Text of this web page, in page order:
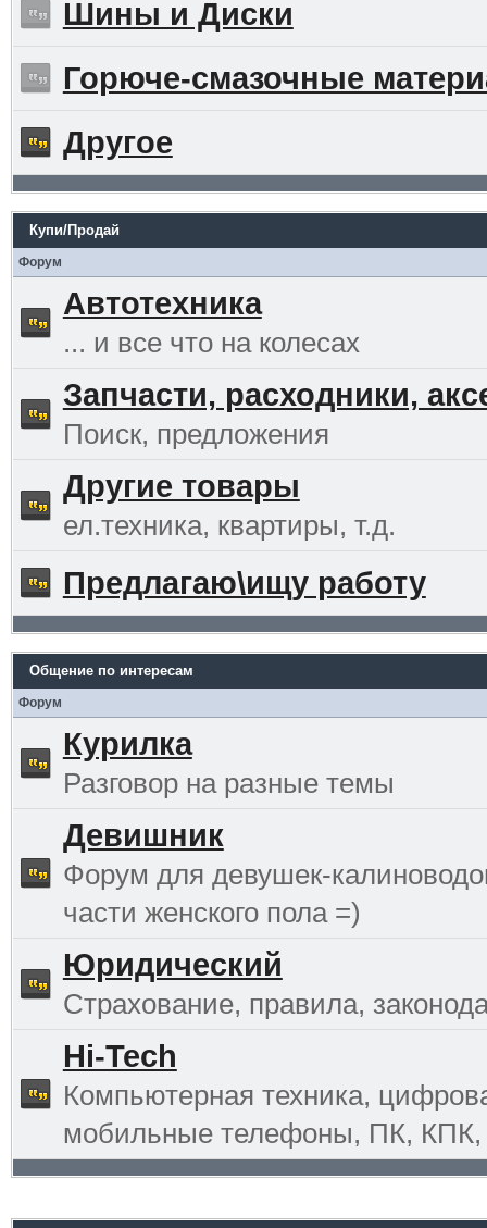
Шины и Диски
Горюче-смазочные
Другое
Купи/Продай
Форум
Автотехника
... и все что на колесах
Запчасти, расходники,
Поиск, предложения
Другие товары
ел.техника, квартиры, т.д.
Предлагаю\ищу работу
Общение по интересам
Форум
Курилка
Разговор на разные темы
Девишник
Форум для девушек-
части женского пола =)
Юридический
Страхование, правила,
Hi-Tech
Компьютерная техника,
мобильные телефоны, ПК, КПК,